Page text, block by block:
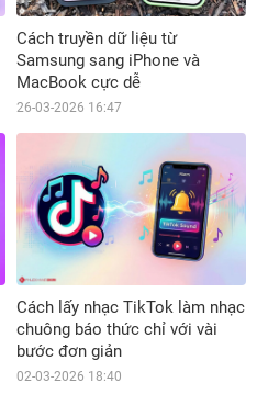
Cách truyền dữ liệu từ
Samsung sang iPhone và
MacBook cực dễ
26-03-2026 16:47
Cách lấy nhạc TikTok làm nhạc
chuông báo thức chỉ với vài
bước đơn giản
02-03-2026 18:40